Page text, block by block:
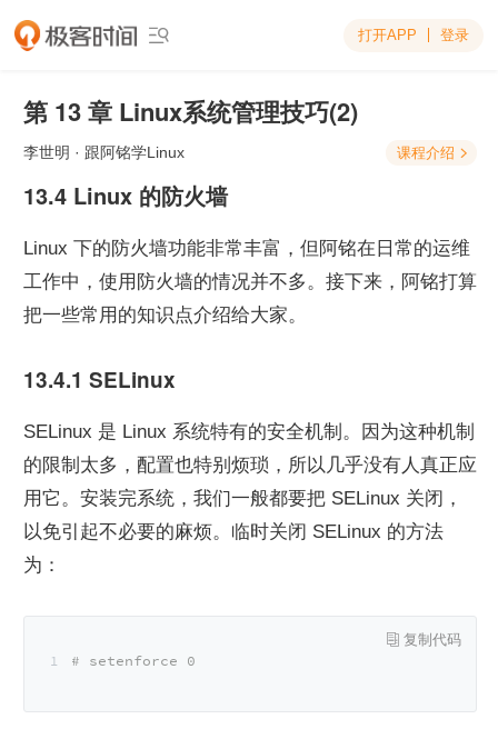
 打开APP 登录
第 13 章 Linux系统管理技巧(2)
李世明 · 跟阿铭学Linux 课程介绍 
13.4 Linux 的防火墙
Linux 下的防火墙功能非常丰富，但阿铭在日常的运维
工作中，使用防火墙的情况并不多。接下来，阿铭打算
把一些常用的知识点介绍给大家。
13.4.1 SELinux
SELinux 是 Linux 系统特有的安全机制。因为这种机制
的限制太多，配置也特别烦琐，所以几乎没有人真正应
用它。安装完系统，我们一般都要把 SELinux 关闭，
以免引起不必要的麻烦。临时关闭 SELinux 的方法
为：
# setenforce 0